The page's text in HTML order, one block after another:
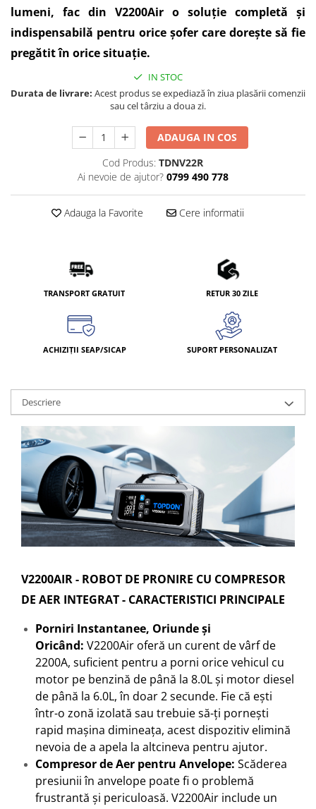
lumeni, fac din V2200Air o soluție completă și
indispensabilă pentru orice șofer care dorește să fie
pregătit în orice situație.
IN STOC
Durata de livrare: Acest produs se expediază în ziua plasării comenzii
sau cel târziu a doua zi.
ADAUGA IN COS
Cod Produs: TDNV22R
Ai nevoie de ajutor? 0799 490 778
Adauga la Favorite Cere informatii
TRANSPORT GRATUIT RETUR 30 ZILE
ACHIZIȚII SEAP/SICAP SUPORT PERSONALIZAT
Descriere
V2200AIR - ROBOT DE PRONIRE CU COMPRESOR
DE AER INTEGRAT - CARACTERISTICI PRINCIPALE
Porniri Instantanee, Oriunde și
Oricând: V2200Air oferă un curent de vârf de
2200A, suficient pentru a porni orice vehicul cu
motor pe benzină de până la 8.0L și motor diesel
de până la 6.0L, în doar 2 secunde. Fie că ești
într-o zonă izolată sau trebuie să-ți pornești
rapid mașina dimineața, acest dispozitiv elimină
nevoia de a apela la altcineva pentru ajutor.
Compresor de Aer pentru Anvelope: Scăderea
presiunii în anvelope poate fi o problemă
frustrantă și periculoasă. V2200Air include un